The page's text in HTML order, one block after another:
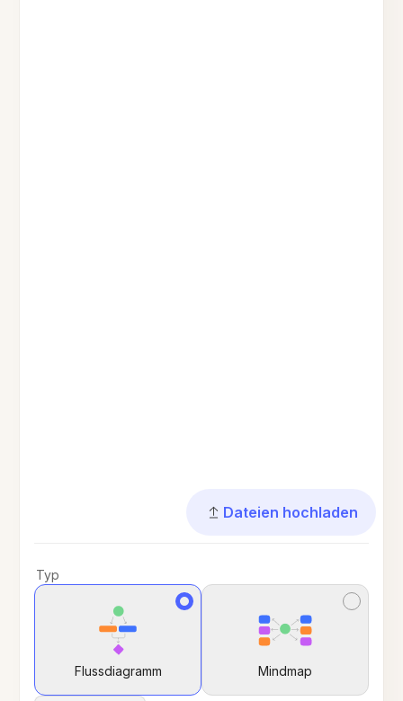
Dateien hochladen
Typ
Flussdiagramm Mindmap